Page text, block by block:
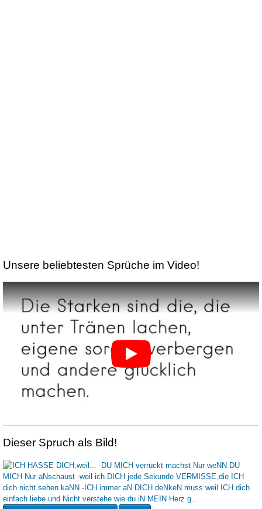
Unsere beliebtesten Sprüche im Video!
Dieser Spruch als Bild!